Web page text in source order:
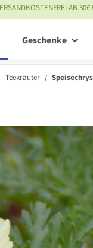
AB 30€
Geschenke
Teekräuter